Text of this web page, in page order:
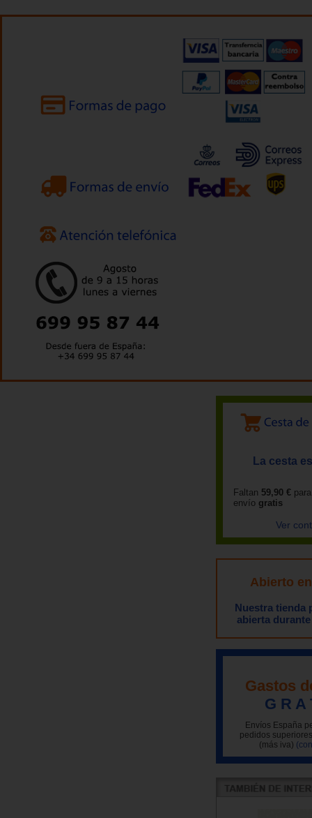
La cesta
Faltan 59,90 €
envío gratis
Ver
Abierto
Nuestra tienda
abierta
Gastos
G R A
Envíos España
pedidos
(más iva)